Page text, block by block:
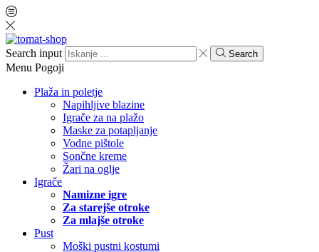
Search input Search
Menu Pogoji
Plaža in poletje
Napihljive blazine
Igrače za na plažo
Maske za potapljanje
Vodne pištole
Sončne kreme
Žari na oglje
Igrače
Namizne igre
Za starejše otroke
Za mlajše otroke
Pust
Moški pustni kostumi